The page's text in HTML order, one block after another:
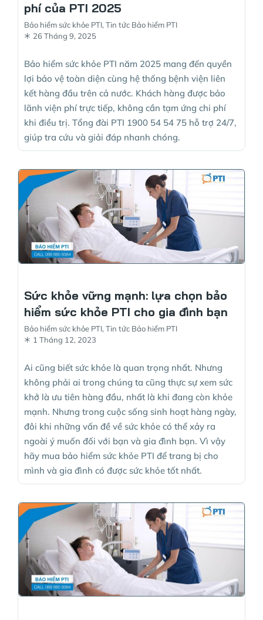
phí của PTI 2025
Bảo hiểm sức khỏe PTI, Tin tức Bảo hiểm PTI
26 Tháng 9, 2025
Bảo hiểm sức khỏe PTI năm 2025 mang đến quyền
lợi bảo vệ toàn diện cùng hệ thống bệnh viện liên
kết hàng đầu trên cả nước. Khách hàng được bảo
lãnh viện phí trực tiếp, không cần tạm ứng chi phí
khi điều trị. Tổng đài PTI 1900 54 54 75 hỗ trợ 24/7,
giúp tra cứu và giải đáp nhanh chóng.
Sức khỏe vững mạnh: lựa chọn bảo
hiểm sức khỏe PTI cho gia đình bạn
Bảo hiểm sức khỏe PTI, Tin tức Bảo hiểm PTI
1 Tháng 12, 2023
Ai cũng biết sức khỏe là quan trọng nhất. Nhưng
không phải ai trong chúng ta cũng thực sự xem sức
khở là ưu tiên hàng đầu, nhất là khi đang còn khỏe
mạnh. Nhưng trong cuộc sống sinh hoạt hàng ngày,
đôi khi những vấn đề về sức khỏe có thể xảy ra
ngoài ý muốn đối với bạn và gia đình bạn. Vì vậy
hãy mua bảo hiểm sức khỏe PTI để trang bị cho
mình và gia đình có được sức khỏe tốt nhất.